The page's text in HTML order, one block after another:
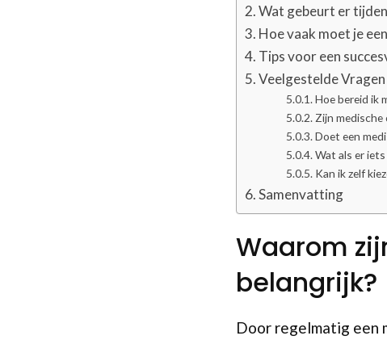
Wat gebeurt er
Hoe vaak moet je
Tips voor een
Veelgestelde Vragen
Hoe bereid ik
Zijn medische
Doet een
Wat als er
Kan ik zelf
Samenvatting
Waarom
belangrijk?
Door regelmatig een